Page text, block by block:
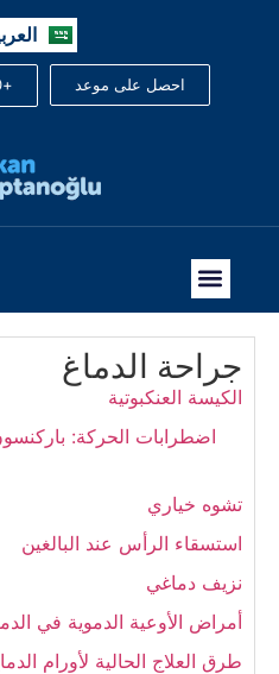
احصل على موعد +90 (501) 444 31 34
جراحة الدماغ
الكيسة العنكبوتية
اضطرابات الحركة:
تشوه خياري
استسقاء الرأس عند البالغين
نزيف دماغي
أمراض الأوعية الدموية في
طرق العلاج الحالية لأورام